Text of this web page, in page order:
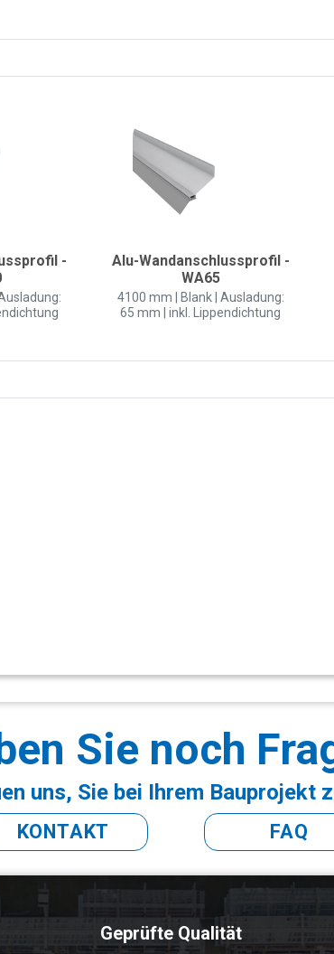
-
Alu-Wandanschlussprofil -
WA65
4100 mm | Blank | Ausladung:
65 mm | inkl. Lippendichtung
Sie noch
uns, Sie bei Ihrem Bauprojekt
KONTAKT FAQ
Geprüfte Qualität